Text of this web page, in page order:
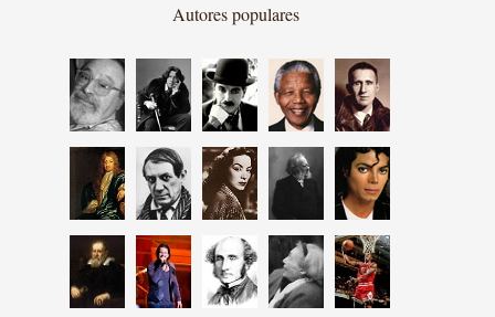
Autores populares